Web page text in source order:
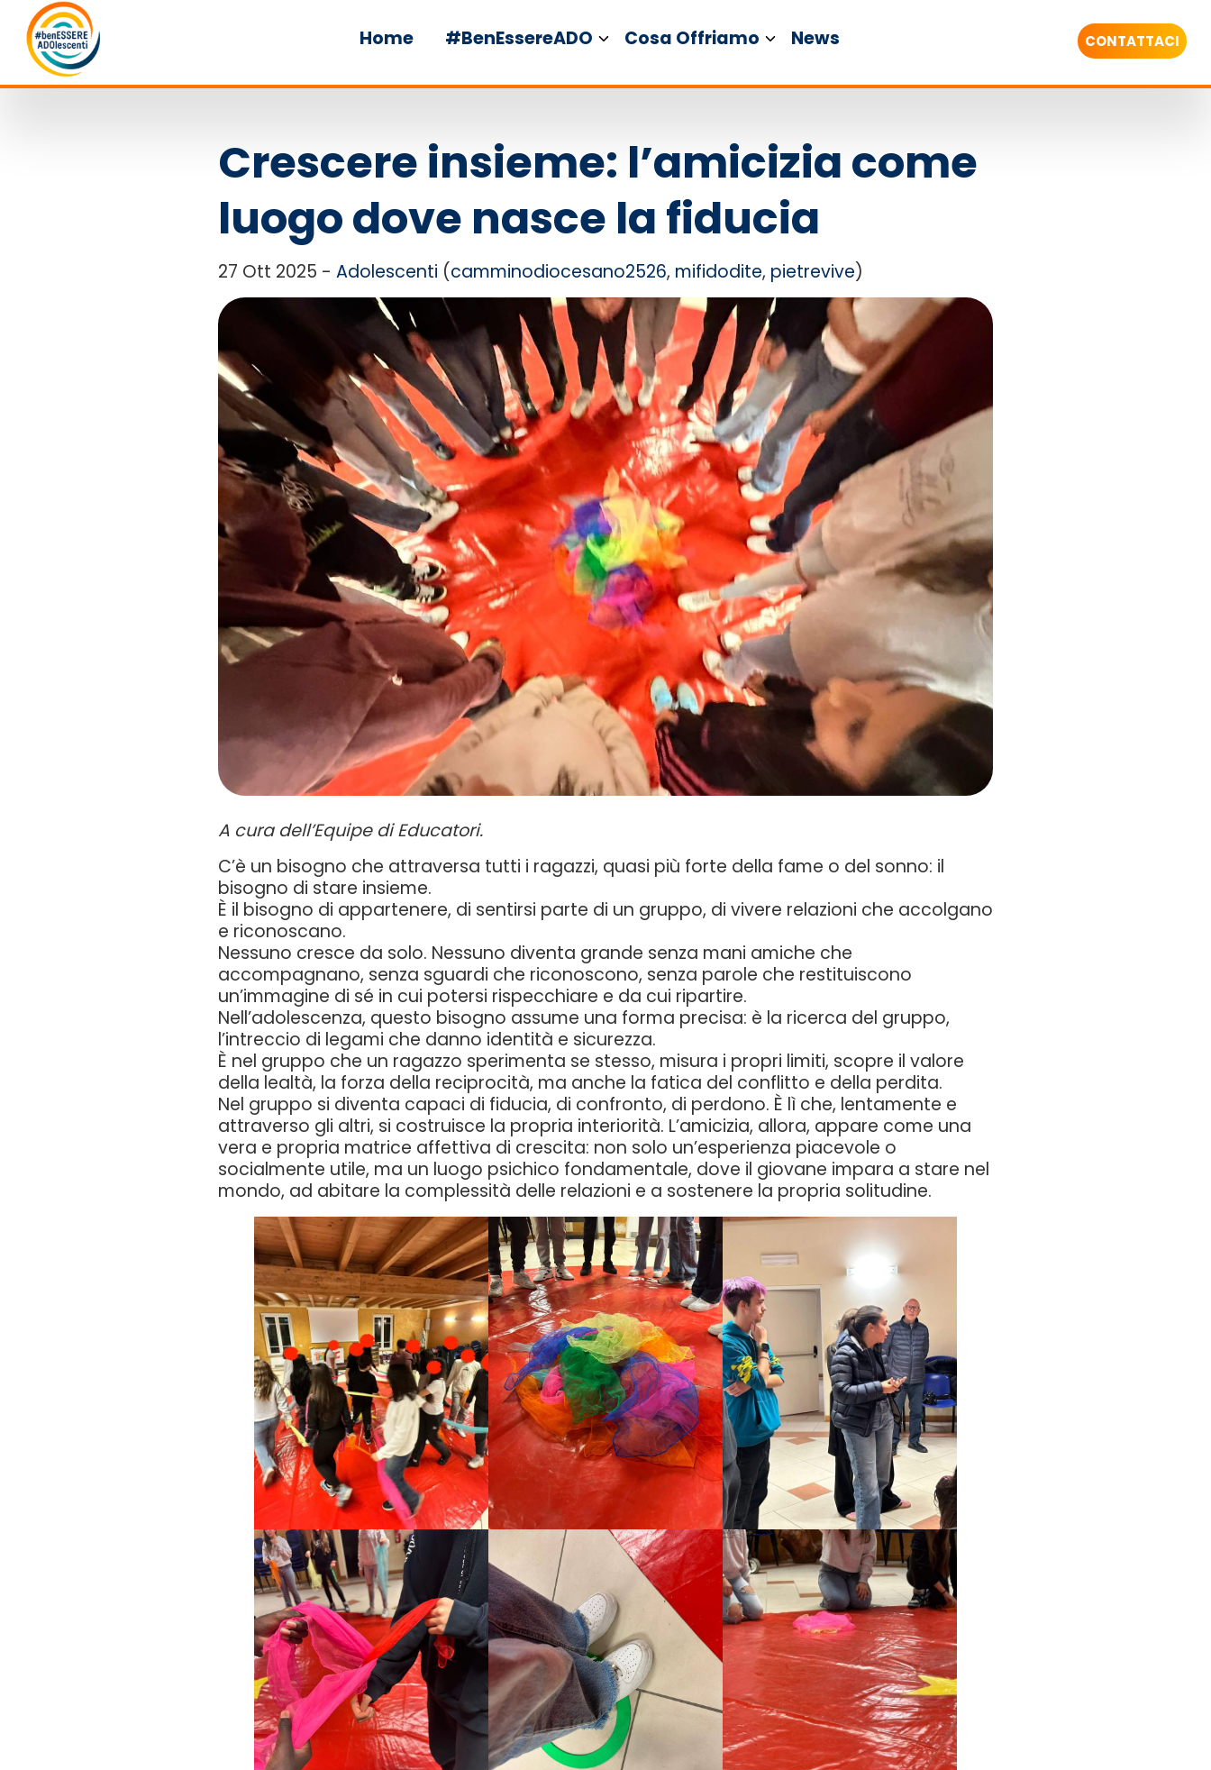
Home #BenEssereADO Cosa Offriamo News CONTATTACI
Crescere insieme: l’amicizia come
luogo dove nasce la fiducia
27 Ott 2025 - Adolescenti (camminodiocesano2526, mifidodite, pietrevive)
A cura dell’Equipe di Educatori.
C’è un bisogno che attraversa tutti i ragazzi, quasi più forte della fame o del sonno: il
bisogno di stare insieme.
È il bisogno di appartenere, di sentirsi parte di un gruppo, di vivere relazioni che accolgano
e riconoscano.
Nessuno cresce da solo. Nessuno diventa grande senza mani amiche che
accompagnano, senza sguardi che riconoscono, senza parole che restituiscono
un’immagine di sé in cui potersi rispecchiare e da cui ripartire.
Nell’adolescenza, questo bisogno assume una forma precisa: è la ricerca del gruppo,
l’intreccio di legami che danno identità e sicurezza.
È nel gruppo che un ragazzo sperimenta se stesso, misura i propri limiti, scopre il valore
della lealtà, la forza della reciprocità, ma anche la fatica del conflitto e della perdita.
Nel gruppo si diventa capaci di fiducia, di confronto, di perdono. È lì che, lentamente e
attraverso gli altri, si costruisce la propria interiorità. L’amicizia, allora, appare come una
vera e propria matrice affettiva di crescita: non solo un’esperienza piacevole o
socialmente utile, ma un luogo psichico fondamentale, dove il giovane impara a stare nel
mondo, ad abitare la complessità delle relazioni e a sostenere la propria solitudine.